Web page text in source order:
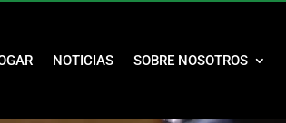
NOTICIAS SOBRE NOSOTROS